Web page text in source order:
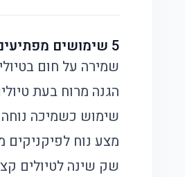
5 שימושים מפתיעים לשק השינה
שמירה על חום
הגנה מרוח בעת
שימוש כשמיכה
מצע נוח
שק שינה לטיולים